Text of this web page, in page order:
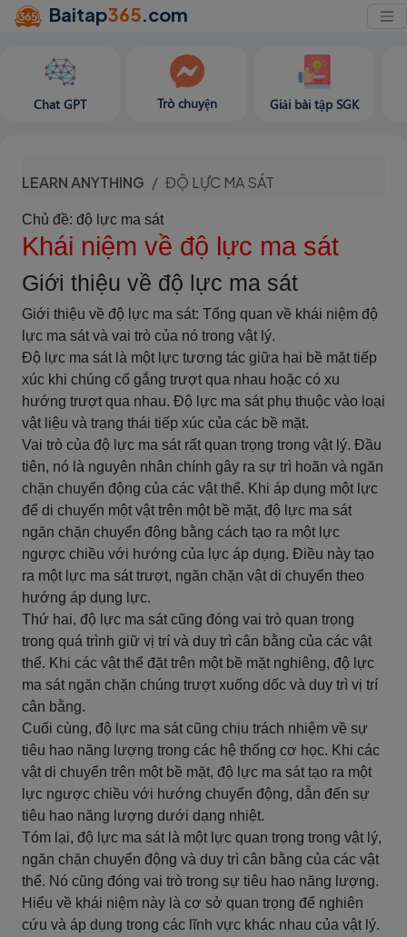
Baitap365.com
Chat GPT Trò chuyện Giải bài tập SGK
LEARN ANYTHING ĐỘ LỰC MA SÁT
Chủ đề: độ lực ma sát
Khái niệm về độ lực ma sát
Giới thiệu về độ lực ma sát
Giới thiệu về độ lực ma sát: Tổng quan về khái niệm độ
lực ma sát và vai trò của nó trong vật lý.
Độ lực ma sát là một lực tương tác giữa hai bề mặt tiếp
xúc khi chúng cố gắng trượt qua nhau hoặc có xu
hướng trượt qua nhau. Độ lực ma sát phụ thuộc vào loại
vật liệu và trạng thái tiếp xúc của các bề mặt.
Vai trò của độ lực ma sát rất quan trọng trong vật lý. Đầu
tiên, nó là nguyên nhân chính gây ra sự trì hoãn và ngăn
chặn chuyển động của các vật thể. Khi áp dụng một lực
để di chuyển một vật trên một bề mặt, độ lực ma sát
ngăn chặn chuyển động bằng cách tạo ra một lực
ngược chiều với hướng của lực áp dụng. Điều này tạo
ra một lực ma sát trượt, ngăn chặn vật di chuyển theo
hướng áp dụng lực.
Thứ hai, độ lực ma sát cũng đóng vai trò quan trọng
trong quá trình giữ vị trí và duy trì cân bằng của các vật
thể. Khi các vật thể đặt trên một bề mặt nghiêng, độ lực
ma sát ngăn chặn chúng trượt xuống dốc và duy trì vị trí
cân bằng.
Cuối cùng, độ lực ma sát cũng chịu trách nhiệm về sự
tiêu hao năng lượng trong các hệ thống cơ học. Khi các
vật di chuyển trên một bề mặt, độ lực ma sát tạo ra một
lực ngược chiều với hướng chuyển động, dẫn đến sự
tiêu hao năng lượng dưới dạng nhiệt.
Tóm lại, độ lực ma sát là một lực quan trọng trong vật lý,
ngăn chặn chuyển động và duy trì cân bằng của các vật
thể. Nó cũng đóng vai trò trong sự tiêu hao năng lượng.
Hiểu về khái niệm này là cơ sở quan trọng để nghiên
cứu và áp dụng trong các lĩnh vực khác nhau của vật lý.